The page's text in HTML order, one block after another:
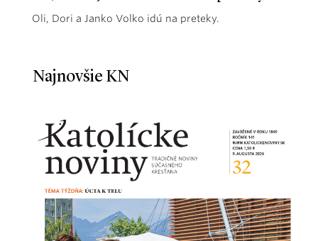
Oli, Dori a Janko Volko idú na preteky.
Najnovšie KN